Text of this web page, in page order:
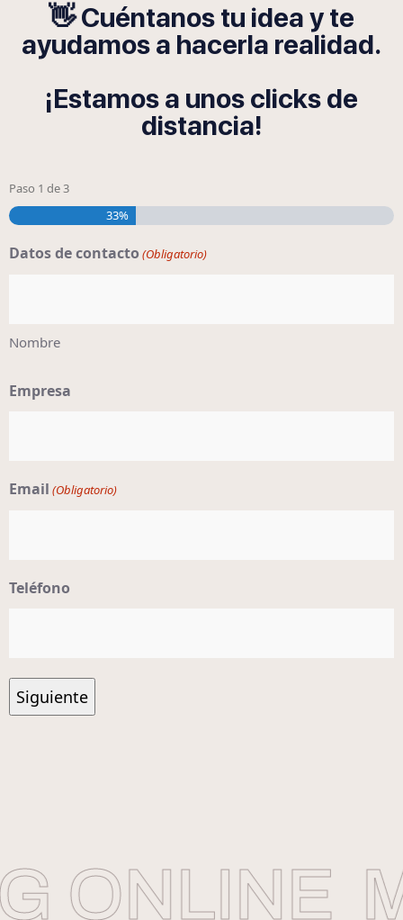
👋 Cuéntanos tu idea y te
ayudamos a hacerla realidad.
¡Estamos a unos clicks de
distancia!
Paso 1 de3
33%
Datos de contacto (Obligatorio)
Nombre
Empresa
Email (Obligatorio)
Teléfono
ONLINE